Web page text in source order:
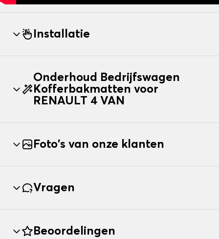
Installatie
Onderhoud Bedrijfswagen
Kofferbakmatten voor
RENAULT 4 VAN
Foto's van onze klanten
Vragen
Beoordelingen